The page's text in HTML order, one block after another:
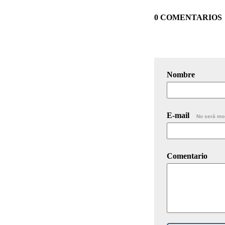
0 COMENTARIOS
Nombre
E-mail No será
Comentario